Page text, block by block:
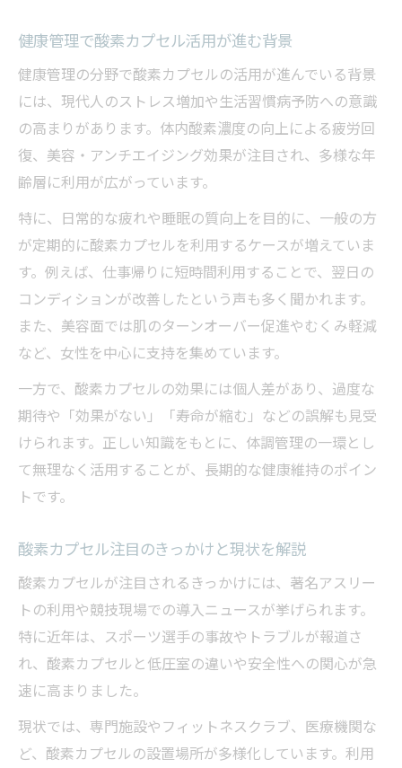
酸素カプセルが身体に与える長期的な影響
高気圧酸素カプセルのリスク管理方法とは
酸素カプセル利用時の健康観察ポイント
スマホ持ち込みや利用時の注意点まとめ
酸素カプセルにスマホは持ち込めるのか解
説
酸素カプセル利用時の持ち物や注意事項
スマホ持ち込み時の酸素カプセル利用ルー
ル
酸素カプセル利用で守るべきマナーと注意
点
酸素カプセル内での電子機器利用のリスク
とは
酸素カプセルで老化は進む？医学的根拠を探る
酸素カプセルと老化の関係性を医学的に検
証
酸素カプセルで老化リスクが増すのか真実
を解説
酸素カプセルの老化説と科学的根拠を紹介
酸素カプセルは老化を早めるのか最新研究
健康管理で酸素カプセル活用が進む背景
健康管理の分野で酸素カプセルの活用が進んでいる背景
には、現代人のストレス増加や生活習慣病予防への意識
の高まりがあります。体内酸素濃度の向上による疲労回
復、美容・アンチエイジング効果が注目され、多様な年
齢層に利用が広がっています。
特に、日常的な疲れや睡眠の質向上を目的に、一般の方
が定期的に酸素カプセルを利用するケースが増えていま
す。例えば、仕事帰りに短時間利用することで、翌日の
コンディションが改善したという声も多く聞かれます。
また、美容面では肌のターンオーバー促進やむくみ軽減
など、女性を中心に支持を集めています。
一方で、酸素カプセルの効果には個人差があり、過度な
期待や「効果がない」「寿命が縮む」などの誤解も見受
けられます。正しい知識をもとに、体調管理の一環とし
て無理なく活用することが、長期的な健康維持のポイン
トです。
酸素カプセル注目のきっかけと現状を解説
酸素カプセルが注目されるきっかけには、著名アスリー
トの利用や競技現場での導入ニュースが挙げられます。
特に近年は、スポーツ選手の事故やトラブルが報道さ
れ、酸素カプセルと低圧室の違いや安全性への関心が急
速に高まりました。
現状では、専門施設やフィットネスクラブ、医療機関な
ど、酸素カプセルの設置場所が多様化しています。利用